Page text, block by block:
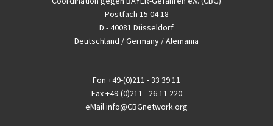
Postfach 15 04 18
D - 40081 Düsseldorf
Deutschland / Germany / Alemania
Fon +49-(0)211 - 33 39 11
Fax+49-(0)211 - 26 11 220
eMailinfo@CBGnetwork.org